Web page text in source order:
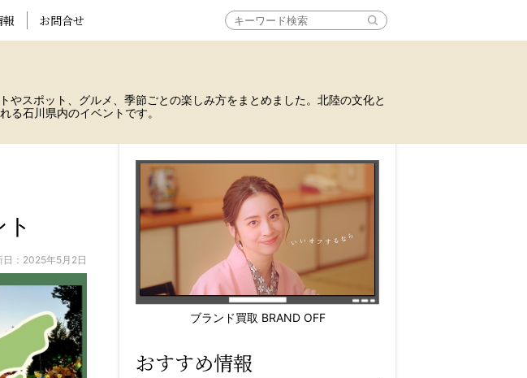
報 お問合せ
スポット、グルメ、季節ごとの楽しみ方をまとめました。北陸の文化と
る石川県内のイベントです。
日：2025年5月2日
ブランド買取 BRAND OFF
おすすめ情報